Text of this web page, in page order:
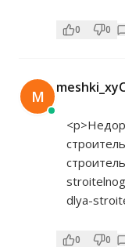
0 0
M
dlya-
0 0